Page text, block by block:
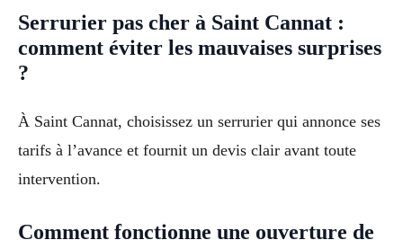
Serrurier pas cher à Saint Cannat :
comment éviter les mauvaises surprises
?
À Saint Cannat, choisissez un serrurier qui annonce ses
tarifs à l’avance et fournit un devis clair avant toute
intervention.
Comment fonctionne une ouverture de